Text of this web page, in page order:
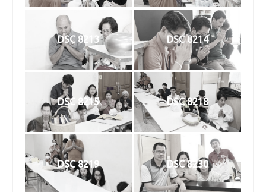
DSC 8213 DSC 8214
DSC 8215 DSC 8218
DSC 8219 DSC 8230